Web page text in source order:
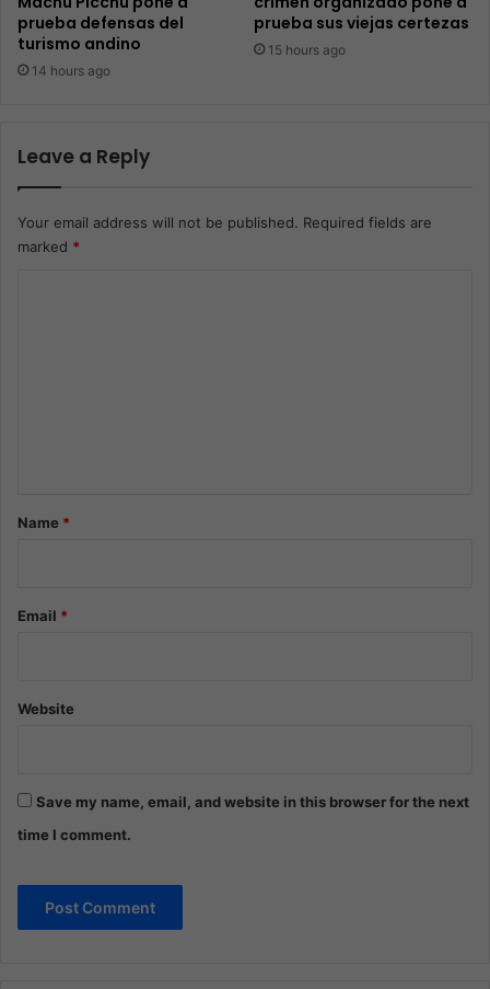
prueba defensas del
turismo andino
14 hours ago
prueba sus viejas certezas
15 hours ago
Leave a Reply
Your email address will not be published. Required fields are
marked *
*Name *
Email *
Website
Save my name, email, and website in this browser for the next
time I comment.